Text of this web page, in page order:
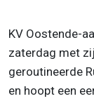
KV Oostende-
zaterdag met
geroutineerde
en hoopt een